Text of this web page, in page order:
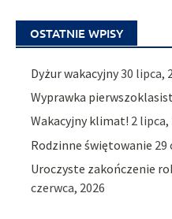
OSTATNIE WPISY
Dyżur wakacyjny30 lipca,
Wyprawka
Wakacyjny klimat! 2 lipca,
Rodzinne świętowanie 29
Uroczyste zakończenie
czerwca, 2026